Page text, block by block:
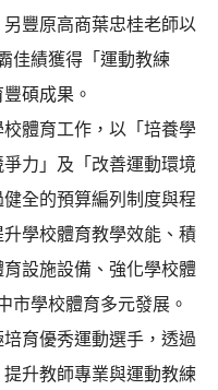
豐原高商葉忠桂老師以
佳績獲得「運動教練
碩成果。
體育工作，以「培養學
力」及「改善運動環境
全的預算編列制度與程
學校體育教學效能、積
設施設備、強化學校體
市學校體育多元發展。
育優秀運動選手，透過
升教師專業與運動教練